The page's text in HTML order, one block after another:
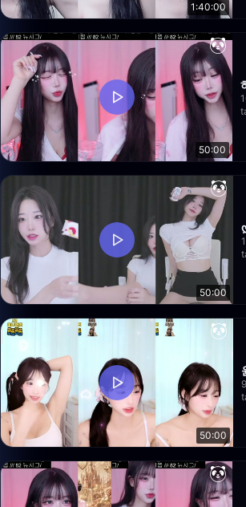
1:40:00
50:00
50:00
50:00